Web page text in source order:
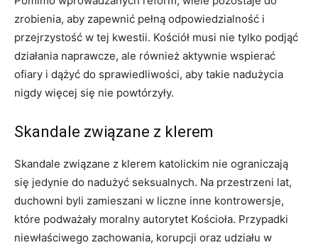
zrobienia, aby zapewnić pełną odpowiedzialność i
przejrzystość w tej kwestii. Kościół musi nie tylko podjąć
działania naprawcze, ale również aktywnie wspierać
ofiary i dążyć do sprawiedliwości, aby takie nadużycia
nigdy więcej się nie powtórzyły.
Skandale związane z klerem
Skandale związane z klerem katolickim nie ograniczają
się jedynie do nadużyć seksualnych. Na przestrzeni lat,
duchowni byli zamieszani w liczne inne kontrowersje,
które podważały moralny autorytet Kościoła. Przypadki
niewłaściwego zachowania, korupcji oraz udziału w